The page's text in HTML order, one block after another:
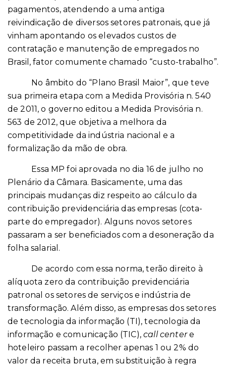
pagamentos, atendendo a uma antiga
reivindicação de diversos setores patronais, que já
vinham apontando os elevados custos de
contratação e manutenção de empregados no
Brasil, fator comumente chamado “custo-trabalho”.
No âmbito do “Plano Brasil Maior”, que teve
sua primeira etapa com a Medida Provisória n. 540
de 2011, o governo editou a Medida Provisória n.
563 de 2012, que objetiva a melhora da
competitividade da indústria nacional e a
formalização da mão de obra.
Essa MP foi aprovada no dia 16 de julho no
Plenário da Câmara. Basicamente, uma das
principais mudanças diz respeito ao cálculo da
contribuição previdenciária das empresas (cota-
parte do empregador). Alguns novos setores
passaram a ser beneficiados com a desoneração da
folha salarial.
De acordo com essa norma, terão direito à
alíquota zero da contribuição previdenciária
patronal os setores de serviços e indústria de
transformação. Além disso, as empresas dos setores
de tecnologia da informação (TI), tecnologia da
informação e comunicação (TIC),call centere
hoteleiro passam a recolher apenas 1 ou 2% do
valor da receita bruta, em substituição à regra